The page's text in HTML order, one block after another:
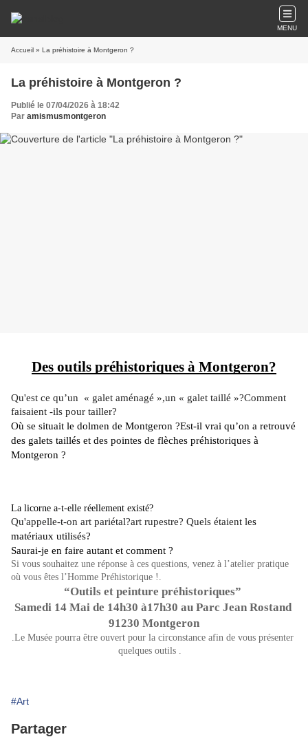
MENU
Accueil » La préhistoire à Montgeron ?
La préhistoire à Montgeron ?
Publié le 07/04/2026 à 18:42
Par amismusmontgeron
Des outils préhistoriques à Montgeron?
Qu'est ce qu’un  « galet aménagé »,un « galet taillé »?Comment
faisaient -ils pour tailler?
Où se situait le dolmen de Montgeron ?Est-il vrai qu’on a retrouvé
des galets taillés et des pointes de flèches préhistoriques à
Montgeron ?
La licorne a-t-elle réellement existé?
Qu'appelle-t-on art pariétal?art rupestre? Quels étaient les
matériaux utilisés?
Saurai-je en faire autant et comment ?
Si vous souhaitez une réponse à ces questions, venez à l’atelier pratique
où vous êtes l’Homme Préhistorique !.
“Outils et peinture préhistoriques”
Samedi 14 Mai de 14h30 à17h30 au Parc Jean Rostand
91230 Montgeron
.Le Musée pourra être ouvert pour la circonstance afin de vous présenter
quelques outils .
#Art
Partager